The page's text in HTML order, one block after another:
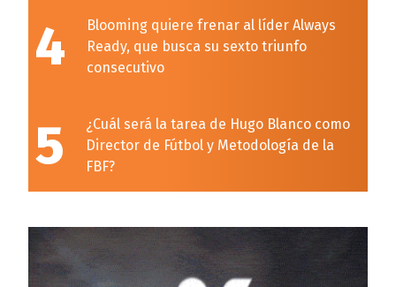
4
Blooming quiere frenar al líder Always
Ready, que busca su sexto triunfo
consecutivo
5
¿Cuál será la tarea de Hugo Blanco como
Director de Fútbol y Metodología de la
FBF?